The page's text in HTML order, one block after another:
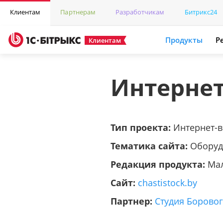
Клиентам Партнерам Разработчикам Битрикс24
Клиентам Продукты
Тип проекта: Интернет-
Тематика сайта:
Редакция продукта:
Сайт: chastistock.by
Партнер: Студия